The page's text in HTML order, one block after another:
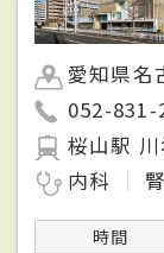
愛知県名
052-831-
桜山駅
内科
時間